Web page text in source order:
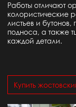
Работы отличают
колористические
листьев и
подноса, а также
каждой детали.
Купить